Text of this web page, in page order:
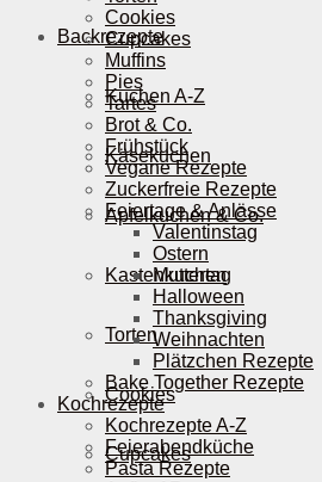
Backrezepte
Kuchen A-Z
Käsekuchen
Apfelkuchen & Co.
Kastenkuchen
Torten
Cookies
Cupcakes
Cookies
Cupcakes
Muffins
Pies
Tartes
Brot & Co.
Frühstück
Vegane Rezepte
Zuckerfreie Rezepte
Feiertage & Anlässe
Valentinstag
Ostern
Muttertag
Halloween
Thanksgiving
Weihnachten
Plätzchen Rezepte
Bake Together Rezepte
Kochrezepte
Kochrezepte A-Z
Feierabendküche
Pasta Rezepte